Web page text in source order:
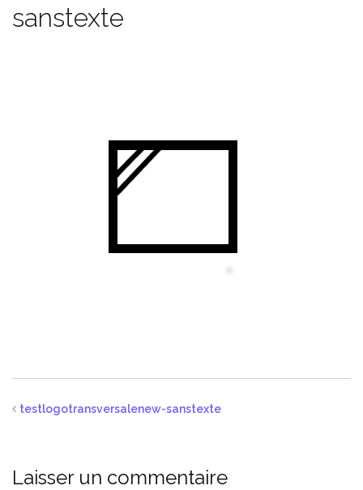
sanstexte
testlogotransversalenew-sanstexte
Laisser un commentaire